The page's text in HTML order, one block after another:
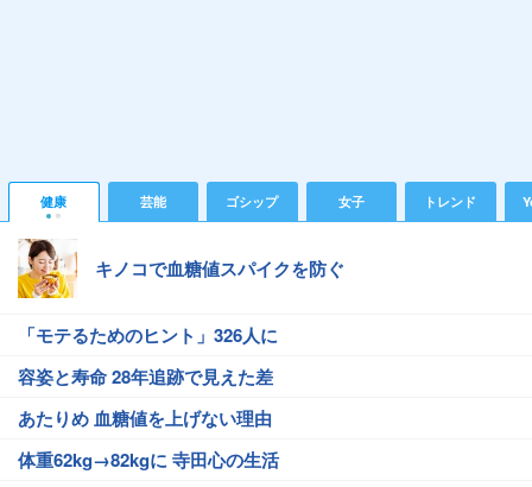
健康 芸能 ゴシップ 女子 トレンド
キノコで血糖値スパイクを防ぐ
「モテるためのヒント」326人に
容姿と寿命 28年追跡で見えた差
あたりめ 血糖値を上げない理由
体重62kg→82kgに 寺田心の生活